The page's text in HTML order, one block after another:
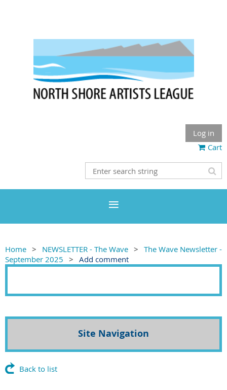
Log in
Cart
Home NEWSLETTER - The Wave
The Wave Newsletter -
September 2025
Add comment
Site Navigation
Back to list